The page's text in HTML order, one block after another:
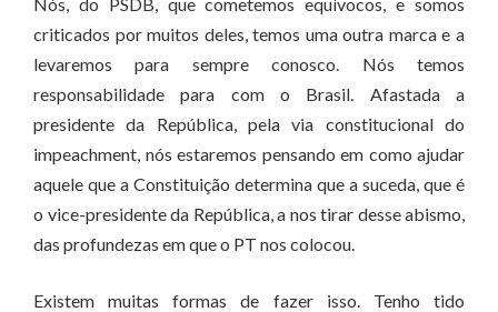
criticados por muitos deles, temos uma outra marca e a
levaremos para sempre conosco. Nós temos
responsabilidade para com o Brasil. Afastada a
presidente da República, pela via constitucional do
impeachment, nós estaremos pensando em como ajudar
aquele que a Constituição determina que a suceda, que é
o vice-presidente da República, a nos tirar desse abismo,
das profundezas em que o PT nos colocou.
Existem muitas formas de fazer isso. Tenho tido